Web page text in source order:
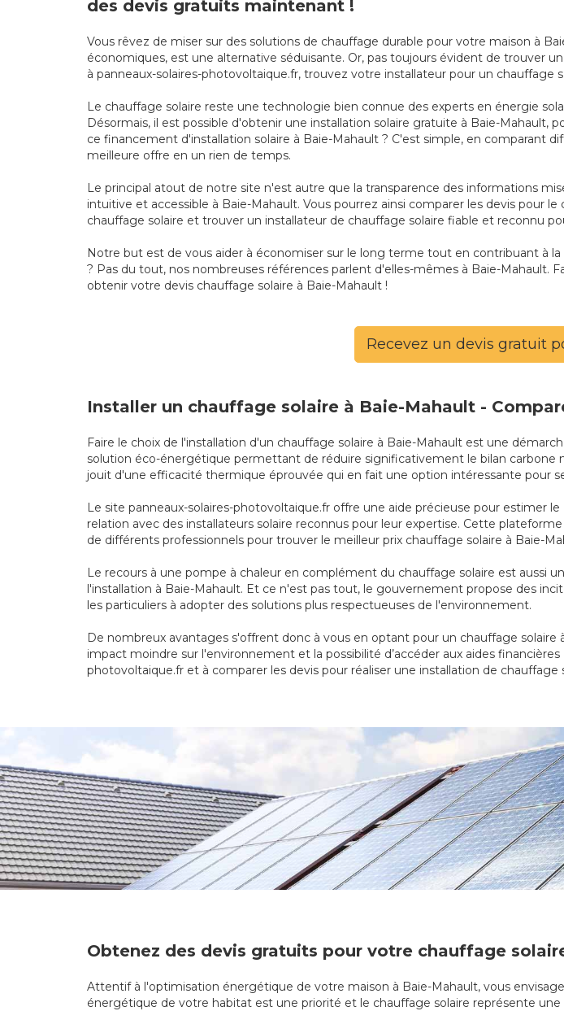
des devis gratuits maintenant !
Vous rêvez de miser sur des solutions de chauffage durable pour votre maison à
économiques, est une alternative séduisante. Or, pas toujours évident de trouver
à panneaux-solaires-photovoltaique.fr, trouvez votre installateur pour un chauffage
Le chauffage solaire reste une technologie bien connue des experts en énergie
Désormais, il est possible d'obtenir une installation solaire gratuite à Baie-
ce financement d'installation solaire à Baie-Mahault ? C'est simple, en comparant
meilleure offre en un rien de temps.
Le principal atout de notre site n'est autre que la transparence des informations
intuitive et accessible à Baie-Mahault. Vous pourrez ainsi comparer les devis pour
chauffage solaire et trouver un installateur de chauffage solaire fiable et reconnu
Notre but est de vous aider à économiser sur le long terme tout en contribuant à
? Pas du tout, nos nombreuses références parlent d'elles-mêmes à Baie-Mahault.
obtenir votre devis chauffage solaire à Baie-Mahault !
Recevez un devis gratuit
Installer un chauffage solaire à Baie-Mahault -
Faire le choix de l'installation d'un chauffage solaire à Baie-Mahault est une
solution éco-énergétique permettant de réduire significativement le bilan
jouit d'une efficacité thermique éprouvée qui en fait une option intéressante pour
Le site panneaux-solaires-photovoltaique.fr offre une aide précieuse pour estimer
relation avec des installateurs solaire reconnus pour leur expertise. Cette
de différents professionnels pour trouver le meilleur prix chauffage solaire à Baie-
Le recours à une pompe à chaleur en complément du chauffage solaire est aussi
l'installation à Baie-Mahault. Et ce n'est pas tout, le gouvernement propose des
les particuliers à adopter des solutions plus respectueuses de l'environnement.
De nombreux avantages s'offrent donc à vous en optant pour un chauffage
impact moindre sur l'environnement et la possibilité d’accéder aux aides
photovoltaique.fr et à comparer les devis pour réaliser une installation de chauffage
Obtenez des devis gratuits pour votre chauffage
Attentif à l'optimisation énergétique de votre maison à Baie-Mahault, vous
énergétique de votre habitat est une priorité et le chauffage solaire représente